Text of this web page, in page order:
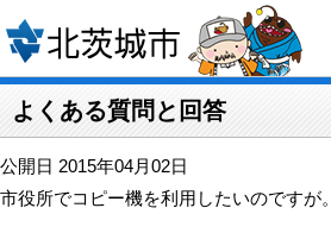
よくある質問と回答
公開日 2015年04月02日
市役所でコピー機を利用したいのですが。